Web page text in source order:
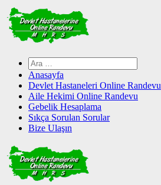
Skip
to
content
Arama:
Anasayfa
Devlet Hastaneleri Online Randevu
Aile Hekimi Online Randevu
Gebelik Hesaplama
Sıkça Sorulan Sorular
Bize Ulaşın